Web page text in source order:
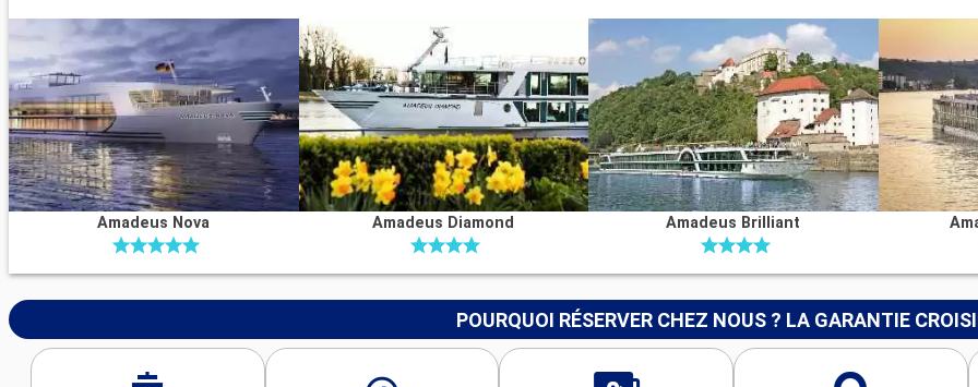
Amadeus Nova Amadeus Diamond Amadeus Brilliant
POURQUOI RÉSERVER CHEZ NOUS ? LA GARANTIE